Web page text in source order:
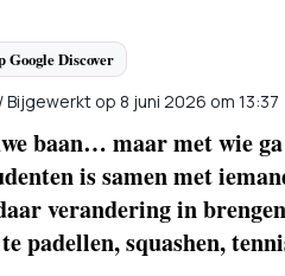
Google Discover
/Bijgewerkt op 8 juni 2026 om 13:37
baan… maar met wie
is samen met
verandering in
padellen, squashen,